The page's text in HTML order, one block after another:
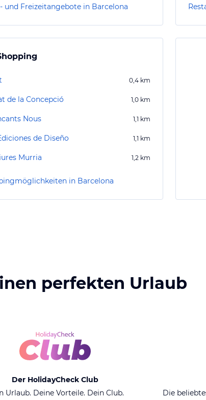
und Freizeitangebote in Barcelona
0,4 km
de la Concepció 1,0 km
Nous 1,1 km
de Diseño 1,1 km
Murria 1,2 km
in Barcelona
perfekten Urlaub
Der HolidayCheck Club
Urlaub. Deine Vorteile. Dein Club.
Die